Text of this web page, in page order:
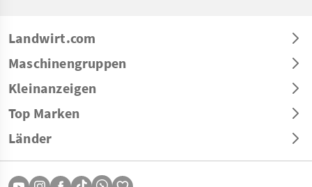
Landwirt.com
Maschinengruppen
Kleinanzeigen
Top Marken
Länder